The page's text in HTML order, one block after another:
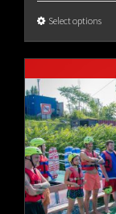
Select options